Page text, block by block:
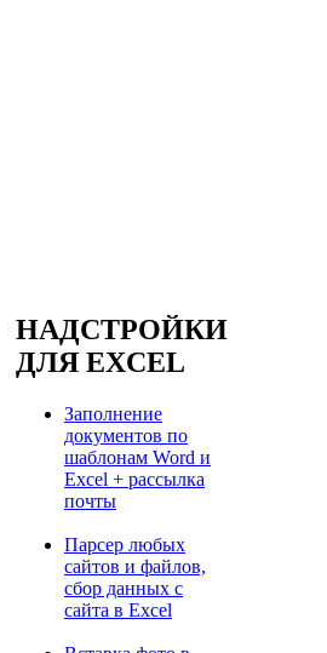
НАДСТРОЙКИ
ДЛЯ EXCEL
Заполнение
документов по
шаблонам Word и
Excel + рассылка
почты
Парсер любых
сайтов и файлов,
сбор данных с
сайта в Excel